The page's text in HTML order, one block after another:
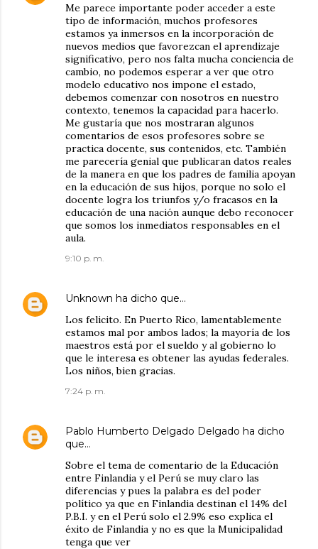
Me parece importante poder acceder a este
tipo de información, muchos profesores
estamos ya inmersos en la incorporación de
nuevos medios que favorezcan el aprendizaje
significativo, pero nos falta mucha conciencia de
cambio, no podemos esperar a ver que otro
modelo educativo nos impone el estado,
debemos comenzar con nosotros en nuestro
contexto, tenemos la capacidad para hacerlo.
Me gustaría que nos mostraran algunos
comentarios de esos profesores sobre se
practica docente, sus contenidos, etc. También
me parecería genial que publicaran datos reales
de la manera en que los padres de familia apoyan
en la educación de sus hijos, porque no solo el
docente logra los triunfos y/o fracasos en la
educación de una nación aunque debo reconocer
que somos los inmediatos responsables en el
aula.
9:10 p. m.
Unknown ha dicho que…
Los felicito. En Puerto Rico, lamentablemente
estamos mal por ambos lados; la mayoría de los
maestros está por el sueldo y al gobierno lo
que le interesa es obtener las ayudas federales.
Los niños, bien gracias.
7:24 p. m.
Pablo Humberto Delgado Delgado ha dicho
que…
Sobre el tema de comentario de la Educación
entre Finlandia y el Perú se muy claro las
diferencias y pues la palabra es del poder
político ya que en Finlandia destinan el 14% del
P.B.I. y en el Perú solo el 2.9% eso explica el
éxito de Finlandia y no es que la Municipalidad
tenga que ver